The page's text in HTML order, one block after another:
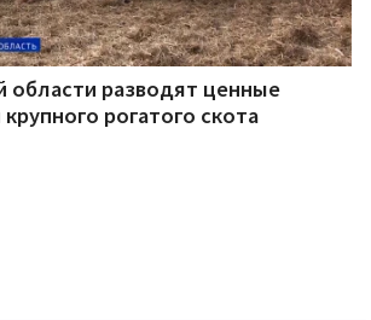
области разводят ценные
рогатого скота